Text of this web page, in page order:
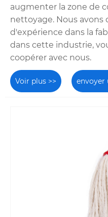
augmenter la zone de
nettoyage. Nous avons
d'expérience dans la
dans cette industrie,
coopérer avec nous.
Voir plus >> envoyer